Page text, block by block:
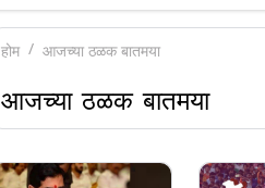
होम आजच्या ठळक बातमया
आजच्या ठळक बातमया